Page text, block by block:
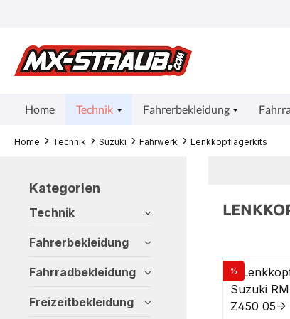
Home Technik Fahrerbekleidung
Home Technik Suzuki Fahrwerk Lenkkopflagerkits
Kategorien
Technik
Fahrerbekleidung
Fahrradbekleidung
Freizeitbekleidung
Rabatt
%